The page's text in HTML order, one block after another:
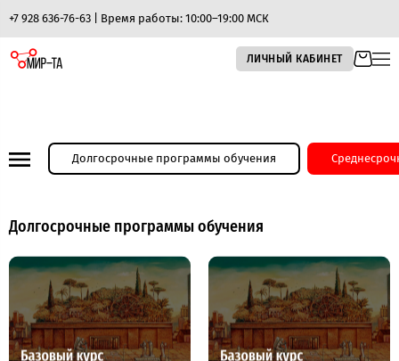
+7 928 636-76-63 | Время работы: 10:00–19:00 МСК
ЛИЧНЫЙ КАБИНЕТ
Долгосрочные программы обучения
Долгосрочные программы обучения